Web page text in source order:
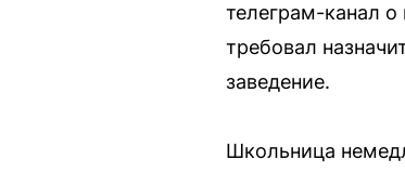
телеграм-канал
требовал
заведение.
Школьница